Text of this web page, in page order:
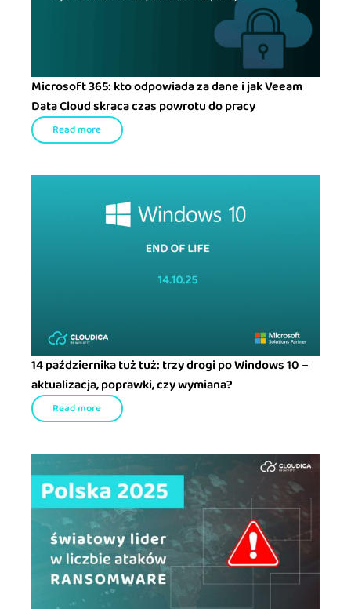
Microsoft 365: kto odpowiada za dane i jak Veeam
Data Cloud skraca czas powrotu do pracy
Read more
14 października tuż tuż: trzy drogi po Windows 10 –
aktualizacja, poprawki, czy wymiana?
Read more